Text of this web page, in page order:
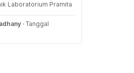
Laboratorium Pramita
· Tanggal